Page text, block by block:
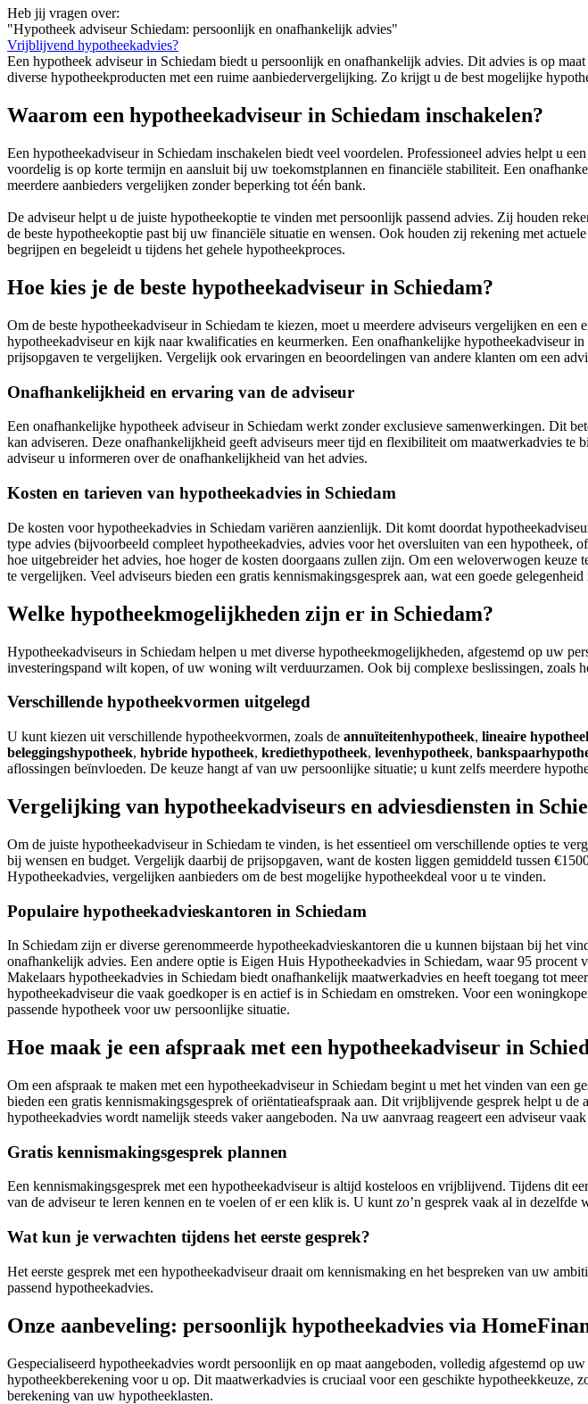
Heb jij vragen over:
"Hypotheek adviseur Schiedam: persoonlijk en onafhankelijk advies"
Vrijblijvend hypotheekadvies?
Een hypotheek adviseur in Schiedam biedt u persoonlijk en onafhankelijk advies. Dit advies is op
diverse hypotheekproducten met een ruime aanbiedervergelijking. Zo krijgt u de best mogelijke
Waarom een hypotheekadviseur in Schiedam inschakelen?
Een hypotheekadviseur in Schiedam inschakelen biedt veel voordelen. Professioneel advies helpt u
voordelig is op korte termijn en aansluit bij uw toekomstplannen en financiële stabiliteit. Een
meerdere aanbieders vergelijken zonder beperking tot één bank.
De adviseur helpt u de juiste hypotheekoptie te vinden met persoonlijk passend advies. Zij houden
de beste hypotheekoptie past bij uw financiële situatie en wensen. Ook houden zij rekening met
begrijpen en begeleidt u tijdens het gehele hypotheekproces.
Hoe kies je de beste hypotheekadviseur in Schiedam?
Om de beste hypotheekadviseur in Schiedam te kiezen, moet u meerdere adviseurs vergelijken en
hypotheekadviseur en kijk naar kwalificaties en keurmerken. Een onafhankelijke hypotheekadviseur
prijsopgaven te vergelijken. Vergelijk ook ervaringen en beoordelingen van andere klanten om een
Onafhankelijkheid en ervaring van de adviseur
Een onafhankelijke hypotheek adviseur in Schiedam werkt zonder exclusieve samenwerkingen. Dit
kan adviseren. Deze onafhankelijkheid geeft adviseurs meer tijd en flexibiliteit om maatwerkadvies
adviseur u informeren over de onafhankelijkheid van het advies.
Kosten en tarieven van hypotheekadvies in Schiedam
De kosten voor hypotheekadvies in Schiedam variëren aanzienlijk. Dit komt doordat
type advies (bijvoorbeeld compleet hypotheekadvies, advies voor het oversluiten van een
hoe uitgebreider het advies, hoe hoger de kosten doorgaans zullen zijn. Om een weloverwogen
te vergelijken. Veel adviseurs bieden een gratis kennismakingsgesprek aan, wat een goede
Welke hypotheekmogelijkheden zijn er in Schiedam?
Hypotheekadviseurs in Schiedam helpen u met diverse hypotheekmogelijkheden, afgestemd op uw
investeringspand wilt kopen, of uw woning wilt verduurzamen. Ook bij complexe beslissingen, zoals
Verschillende hypotheekvormen uitgelegd
U kunt kiezen uit verschillende hypotheekvormen, zoals de annuïteitenhypotheek, lineaire
beleggingshypotheek, hybride hypotheek, krediethypotheek, levenhypotheek,
aflossingen beïnvloeden. De keuze hangt af van uw persoonlijke situatie; u kunt zelfs meerdere
Vergelijking van hypotheekadviseurs en adviesdiensten in
Om de juiste hypotheekadviseur in Schiedam te vinden, is het essentieel om verschillende opties te
bij wensen en budget. Vergelijk daarbij de prijsopgaven, want de kosten liggen gemiddeld tussen
Hypotheekadvies, vergelijken aanbieders om de best mogelijke hypotheekdeal voor u te vinden.
Populaire hypotheekadvieskantoren in Schiedam
In Schiedam zijn er diverse gerenommeerde hypotheekadvieskantoren die u kunnen bijstaan bij het
onafhankelijk advies. Een andere optie is Eigen Huis Hypotheekadvies in Schiedam, waar 95
Makelaars hypotheekadvies in Schiedam biedt onafhankelijk maatwerkadvies en heeft toegang tot
hypotheekadviseur die vaak goedkoper is en actief is in Schiedam en omstreken. Voor een
passende hypotheek voor uw persoonlijke situatie.
Hoe maak je een afspraak met een hypotheekadviseur in
Om een afspraak te maken met een hypotheekadviseur in Schiedam begint u met het vinden van
bieden een gratis kennismakingsgesprek of oriëntatieafspraak aan. Dit vrijblijvende gesprek helpt u
hypotheekadvies wordt namelijk steeds vaker aangeboden. Na uw aanvraag reageert een adviseur
Gratis kennismakingsgesprek plannen
Een kennismakingsgesprek met een hypotheekadviseur is altijd kosteloos en vrijblijvend. Tijdens dit
van de adviseur te leren kennen en te voelen of er een klik is. U kunt zo’n gesprek vaak al in
Wat kun je verwachten tijdens het eerste gesprek?
Het eerste gesprek met een hypotheekadviseur draait om kennismaking en het bespreken van uw
passend hypotheekadvies.
Onze aanbeveling: persoonlijk hypotheekadvies via
Gespecialiseerd hypotheekadvies wordt persoonlijk en op maat aangeboden, volledig afgestemd op
hypotheekberekening voor u op. Dit maatwerkadvies is cruciaal voor een geschikte hypotheekkeuze,
berekening van uw hypotheeklasten.